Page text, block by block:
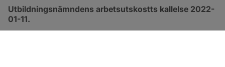
Utbildningsnämndens arbetsutskostts kallelse 2022-
01-11.